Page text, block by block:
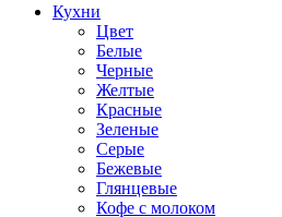
Кухни
Цвет
Белые
Черные
Желтые
Красные
Зеленые
Серые
Бежевые
Глянцевые
Кофе с молоком